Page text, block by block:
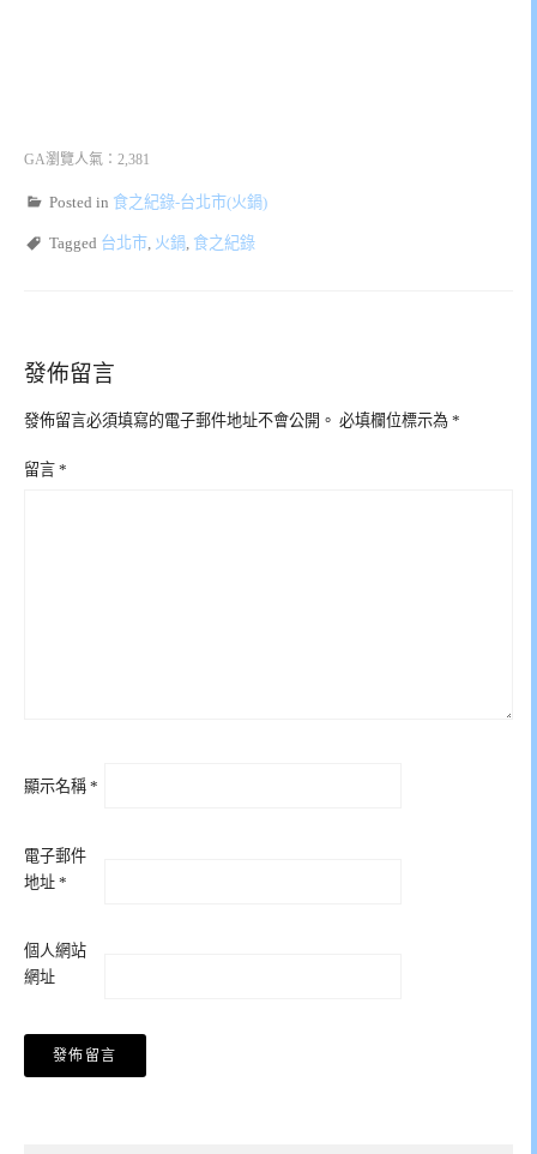
GA瀏覽人氣：2,381
Posted in 食之紀錄-台北市(火鍋)
Tagged 台北市, 火鍋, 食之紀錄
發佈留言
發佈留言必須填寫的電子郵件地址不會公開。 必填欄位標示為 *
留言 *
顯示名稱 *
電子郵件
地址 *
個人網站
網址